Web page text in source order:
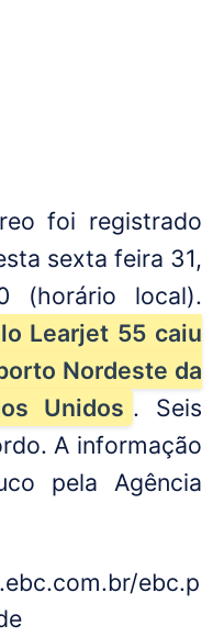
foi registrado
sexta feira 31,
(horário local).
Learjet 55 caiu
Nordeste da
Unidos . Seis
A informação
pela Agência